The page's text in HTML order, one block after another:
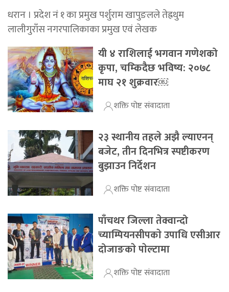
धरान । प्रदेश नं १ का प्रमुख पर्शुराम खापुङलले तेह्रथुम
लालीगुराँस नगरपालिकाका प्रमुख एवं लेखक
यी ४ राशिलाई भगवान गणेशको
कृपा, चम्किदैछ भविष्य: २०७८
माघ २१ शुक्रवार￼
शक्ति पोष्ट संवादाता
२३ स्थानीय तहले अझै ल्याएनन्
बजेट, तीन दिनभित्र स्पष्टीकरण
बुझाउन निर्देशन
शक्ति पोष्ट संवादाता
पाँचथर जिल्ला तेक्वान्दो
च्याम्पियनसीपकाे उपाधि एसीआर
दोजाङकाे पाेल्टामा
शक्ति पोष्ट संवादाता